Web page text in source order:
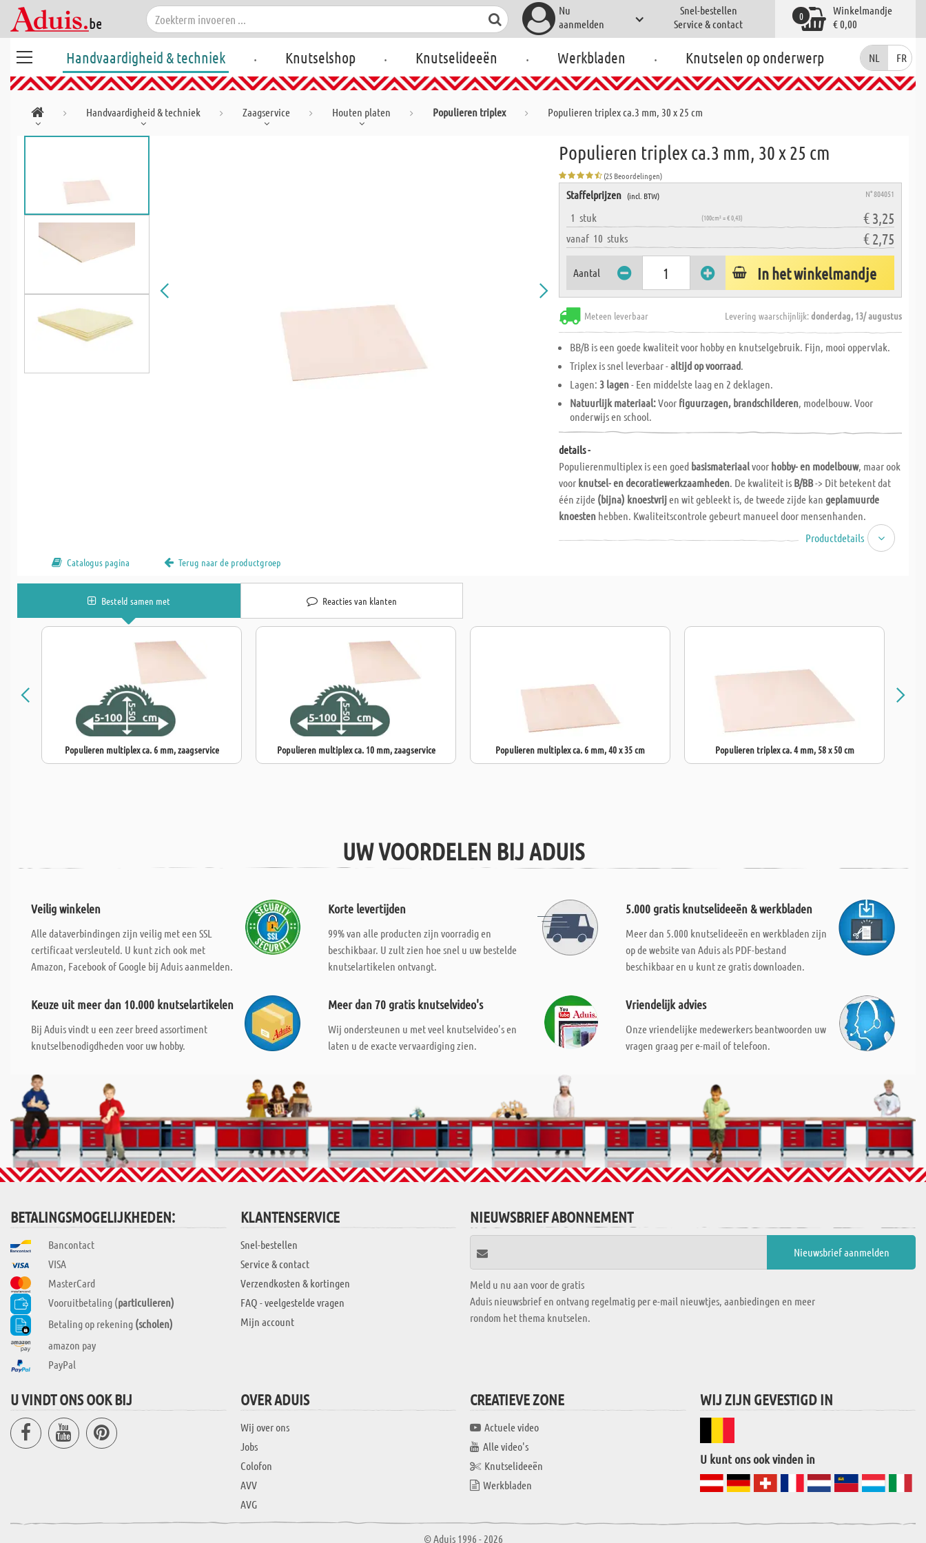
Nu
aanmelden
Snel-bestellen
Service & contact
Winkelmandje
€ 0,00
0
Handvaardigheid & techniek . Knutselshop . Knutselideeën . Werkbladen . Knutselen op onderwerp NL FR
Handvaardigheid & techniek Zaagservice Houten platen Populieren triplex Populieren triplex ca.3 mm, 30 x 25 cm
Populieren triplex ca.3 mm, 30 x 25 cm
(25 Beoordelingen)
Staffelprijzen (incl. BTW) N° 804051
1stuk (100cm² = € 0,43) € 3,25
vanaf 10stuks € 2,75
Aantal In het winkelmandje
Meteen leverbaar Levering waarschijnlijk:donderdag, 13/ augustus
BB/B is een goede kwaliteit voor hobby en knutselgebruik. Fijn, mooi oppervlak.
Triplex is snel leverbaar -altijd op voorraad.
Lagen: 3 lagen- Een middelste laag en 2 deklagen.
Natuurlijk materiaal:Voor figuurzagen, brandschilderen, modelbouw. Voor
onderwijs en school.
details -
Populierenmultiplex is een goed basismateriaalvoor hobby- en modelbouw, maar ook
voor knutsel- en decoratiewerkzaamheden. De kwaliteit is B/BB-> Dit betekent dat
één zijde (bijna) knoestvrijen wit gebleekt is, de tweede zijde kangeplamuurde
knoesten hebben. Kwaliteitscontrole gebeurt manueel door mensenhanden.
Dankzij de " kruislingse verlijming"
Het oppervlak van de plaat heeft een gelijkmatige,mooie houtstructuurmet een
Productdetails
Catalogus pagina Terug naar de productgroep
Besteld samen met Reacties van klanten
Populieren multiplex ca. 6 mm, zaagservice Populieren multiplex ca. 10 mm, zaagservice Populieren multiplex ca. 6 mm, 40 x 35 cm Populieren triplex ca. 4 mm, 58 x 50 cm
UW VOORDELEN BIJ ADUIS
Veilig winkelen
Alle dataverbindingen zijn veilig met een SSL
certificaat versleuteld. U kunt zich ook met
Amazon, Facebook of Google bij Aduis aanmelden.
Korte levertijden
99% van alle producten zijn voorradig en
beschikbaar. U zult zien hoe snel u uw bestelde
knutselartikelen ontvangt.
5.000 gratis knutselideeën & werkbladen
Meer dan 5.000 knutselideeën en werkbladen zijn
op de website van Aduis als PDF-bestand
beschikbaar en u kunt ze gratis downloaden.
Keuze uit meer dan 10.000 knutselartikelen
Bij Aduis vindt u een zeer breed assortiment
knutselbenodigdheden voor uw hobby.
Meer dan 70 gratis knutselvideo's
Wij ondersteunen u met veel knutselvideo's en
laten u de exacte vervaardiging zien.
Vriendelijk advies
Onze vriendelijke medewerkers beantwoorden uw
vragen graag per e-mail of telefoon.
BETALINGSMOGELIJKHEDEN:
Bancontact
VISA
MasterCard
Vooruitbetaling (particulieren)
Betaling op rekening (scholen)
amazon pay
PayPal
KLANTENSERVICE
Snel-bestellen
Service & contact
Verzendkosten & kortingen
FAQ - veelgestelde vragen
Mijn account
NIEUWSBRIEF ABONNEMENT
Meld u nu aan voor de gratis
Aduis nieuwsbrief en ontvang regelmatig per e-mail nieuwtjes, aanbiedingen en meer
rondom het thema knutselen.
U VINDT ONS OOK BIJ OVER ADUIS
Wij over ons
Jobs
Colofon
AVV
AVG
CREATIEVE ZONE
Actuele video
Alle video's
Knutselideeën
Werkbladen
WIJ ZIJN GEVESTIGD IN
U kunt ons ook vinden in
© Aduis 1996 - 2026